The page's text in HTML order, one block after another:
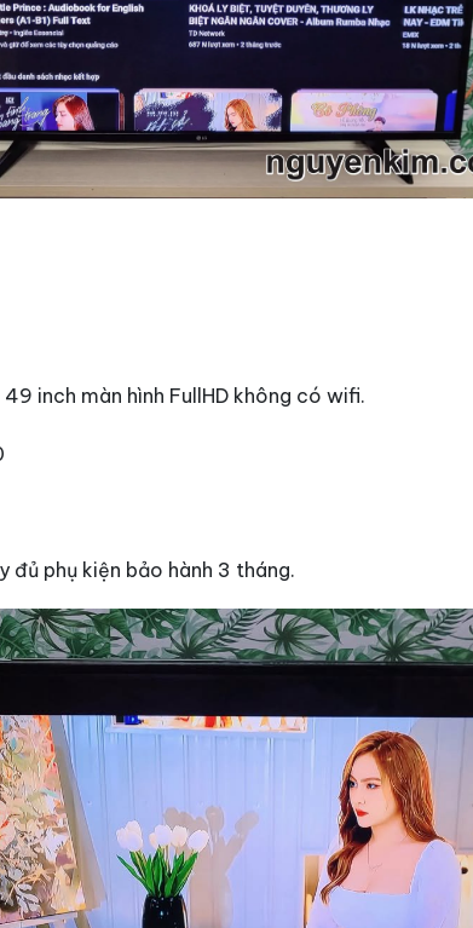
inch màn hình FullHD không có wifi.
đủ phụ kiện bảo hành 3 tháng.